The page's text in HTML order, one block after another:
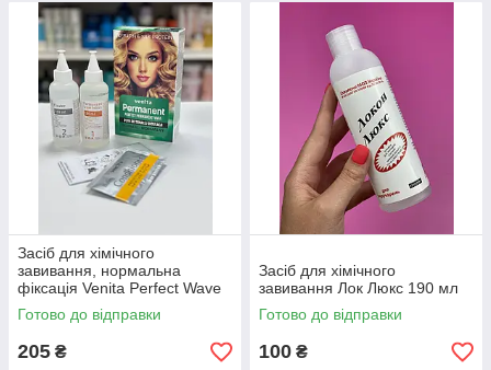
Засіб для хімічного
завивання, нормальна
фіксація Venita Perfect Wave
Готово до відправки
205 ₴
Засіб для хімічного
завивання Лок Люкс 190 мл
Готово до відправки
100 ₴